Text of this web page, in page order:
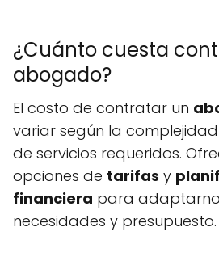
¿Cuánto cuesta
abogado?
El costo de contratar un
variar según la
de servicios requeridos.
opciones de tarifas y
financiera para
necesidades y presupuesto.